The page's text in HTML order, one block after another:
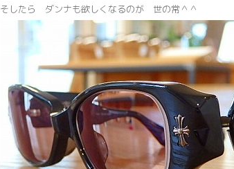
そしたら ダンナも欲しくなるのが 世の常＾＾